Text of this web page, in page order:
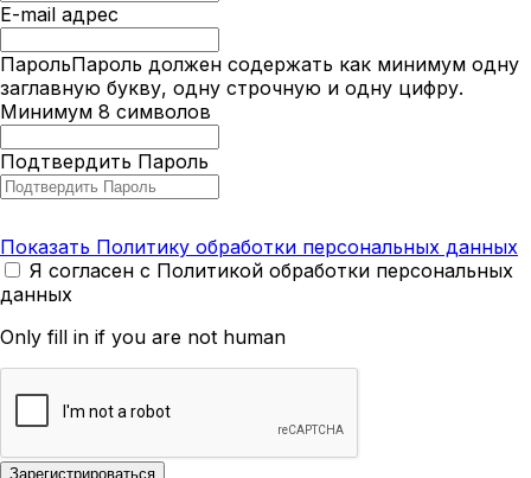
E-mail адрес
ПарольПароль должен содержать как минимум одну
заглавную букву, одну строчную и одну цифру.
Минимум 8 символов
Подтвердить Пароль
Показать Политику обработки персональных данных
Я согласен с Политикой обработки персональных
данных
Only fill in if you are not human